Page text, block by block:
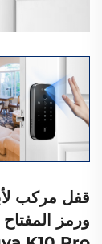
قفل مركب
ورمز